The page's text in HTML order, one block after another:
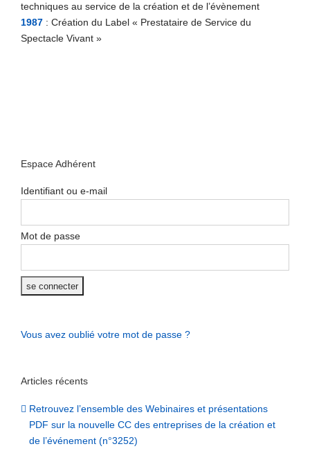
techniques au service de la création et de l’évènement
1987 : Création du Label « Prestataire de Service du
Spectacle Vivant »
Espace Adhérent
Identifiant ou e-mail
Mot de passe
Vous avez oublié votre mot de passe ?
Articles récents
Retrouvez l’ensemble des Webinaires et présentations
PDF sur la nouvelle CC des entreprises de la création et
de l’événement (n°3252)